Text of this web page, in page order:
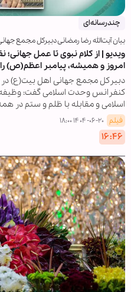
چندرسانه‌ای
بیان آیت‌الله رضا رمضانی دبیرکل مجمع
ویدیو | از کلام نبوی تا عمل
امروز و همیشه، پیامبر اعظم(ص)
دبیرکل مجمع جهانی اهل بیت(ع) در
کنفرانس وحدت اسلامی گفت:
اسلامی و مقابله با ظلم و ستم در
فیلم ۱۴۰۴-۰۶-۲۰ ۱۸:۰۰
۱۶:۴۶